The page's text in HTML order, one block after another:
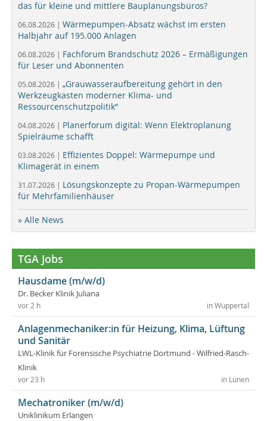
das für kleine und mittlere Bauplanungsbüros?
06.08.2026 | Wärmepumpen-Absatz wächst im ersten
Halbjahr auf 195.000 Anlagen
06.08.2026 | Fachforum Brandschutz 2026 – Ermäßigungen
für Leser und Abonnenten
05.08.2026 | „Grauwasseraufbereitung gehört in den
Werkzeugkasten moderner Klima- und
Ressourcenschutzpolitik“
04.08.2026 | Planerforum digital: Wenn Elektroplanung
Spielräume schafft
03.08.2026 | Effizientes Doppel: Wärmepumpe und
Klimagerät in einem
31.07.2026 | Lösungskonzepte zu Propan-Wärmepumpen
für Mehrfamilienhäuser
» Alle News
TGA Jobs
Hausdame (m/w/d)
Dr. Becker Klinik Juliana
in Wuppertal
vor 2 h
Anlagenmechaniker:in für Heizung, Klima, Lüftung
und Sanitär
LWL-Klinik für Forensische Psychiatrie Dortmund - Wilfried-Rasch-
Klinik
in Lünen
vor 23 h
Mechatroniker (m/w/d)
Uniklinikum Erlangen